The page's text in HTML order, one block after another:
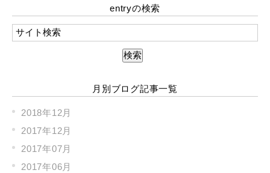
entryの検索
月別ブログ記事一覧
2018年12月
2017年12月
2017年07月
2017年06月